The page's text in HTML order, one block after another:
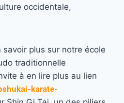
occidentale,
savoir plus sur notre école
traditionnelle
à en lire plus au lien
karate-